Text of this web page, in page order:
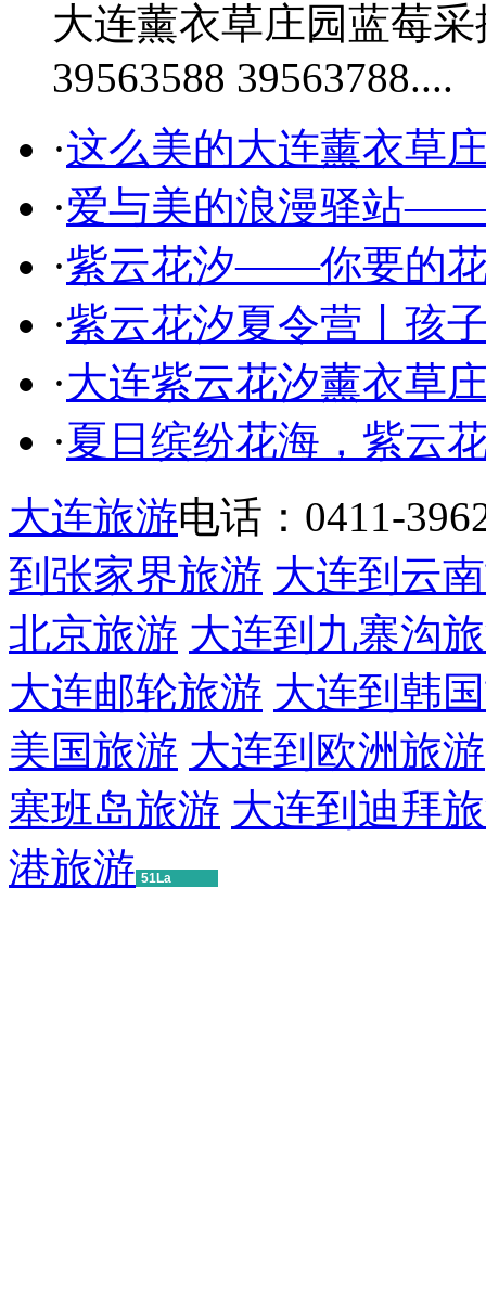
大连薰衣草庄园蓝莓
39563588 39563788....
·这么美的大连薰衣草
·爱与美的浪漫驿站
·紫云花汐——你要的
·紫云花汐夏令营丨孩
·大连紫云花汐薰衣草
·夏日缤纷花海，紫云
大连旅游电话：0411-
到张家界旅游 大连到云
北京旅游 大连到九寨沟
大连邮轮旅游 大连到韩
美国旅游 大连到欧洲旅游
塞班岛旅游 大连到迪拜
港旅游 51La